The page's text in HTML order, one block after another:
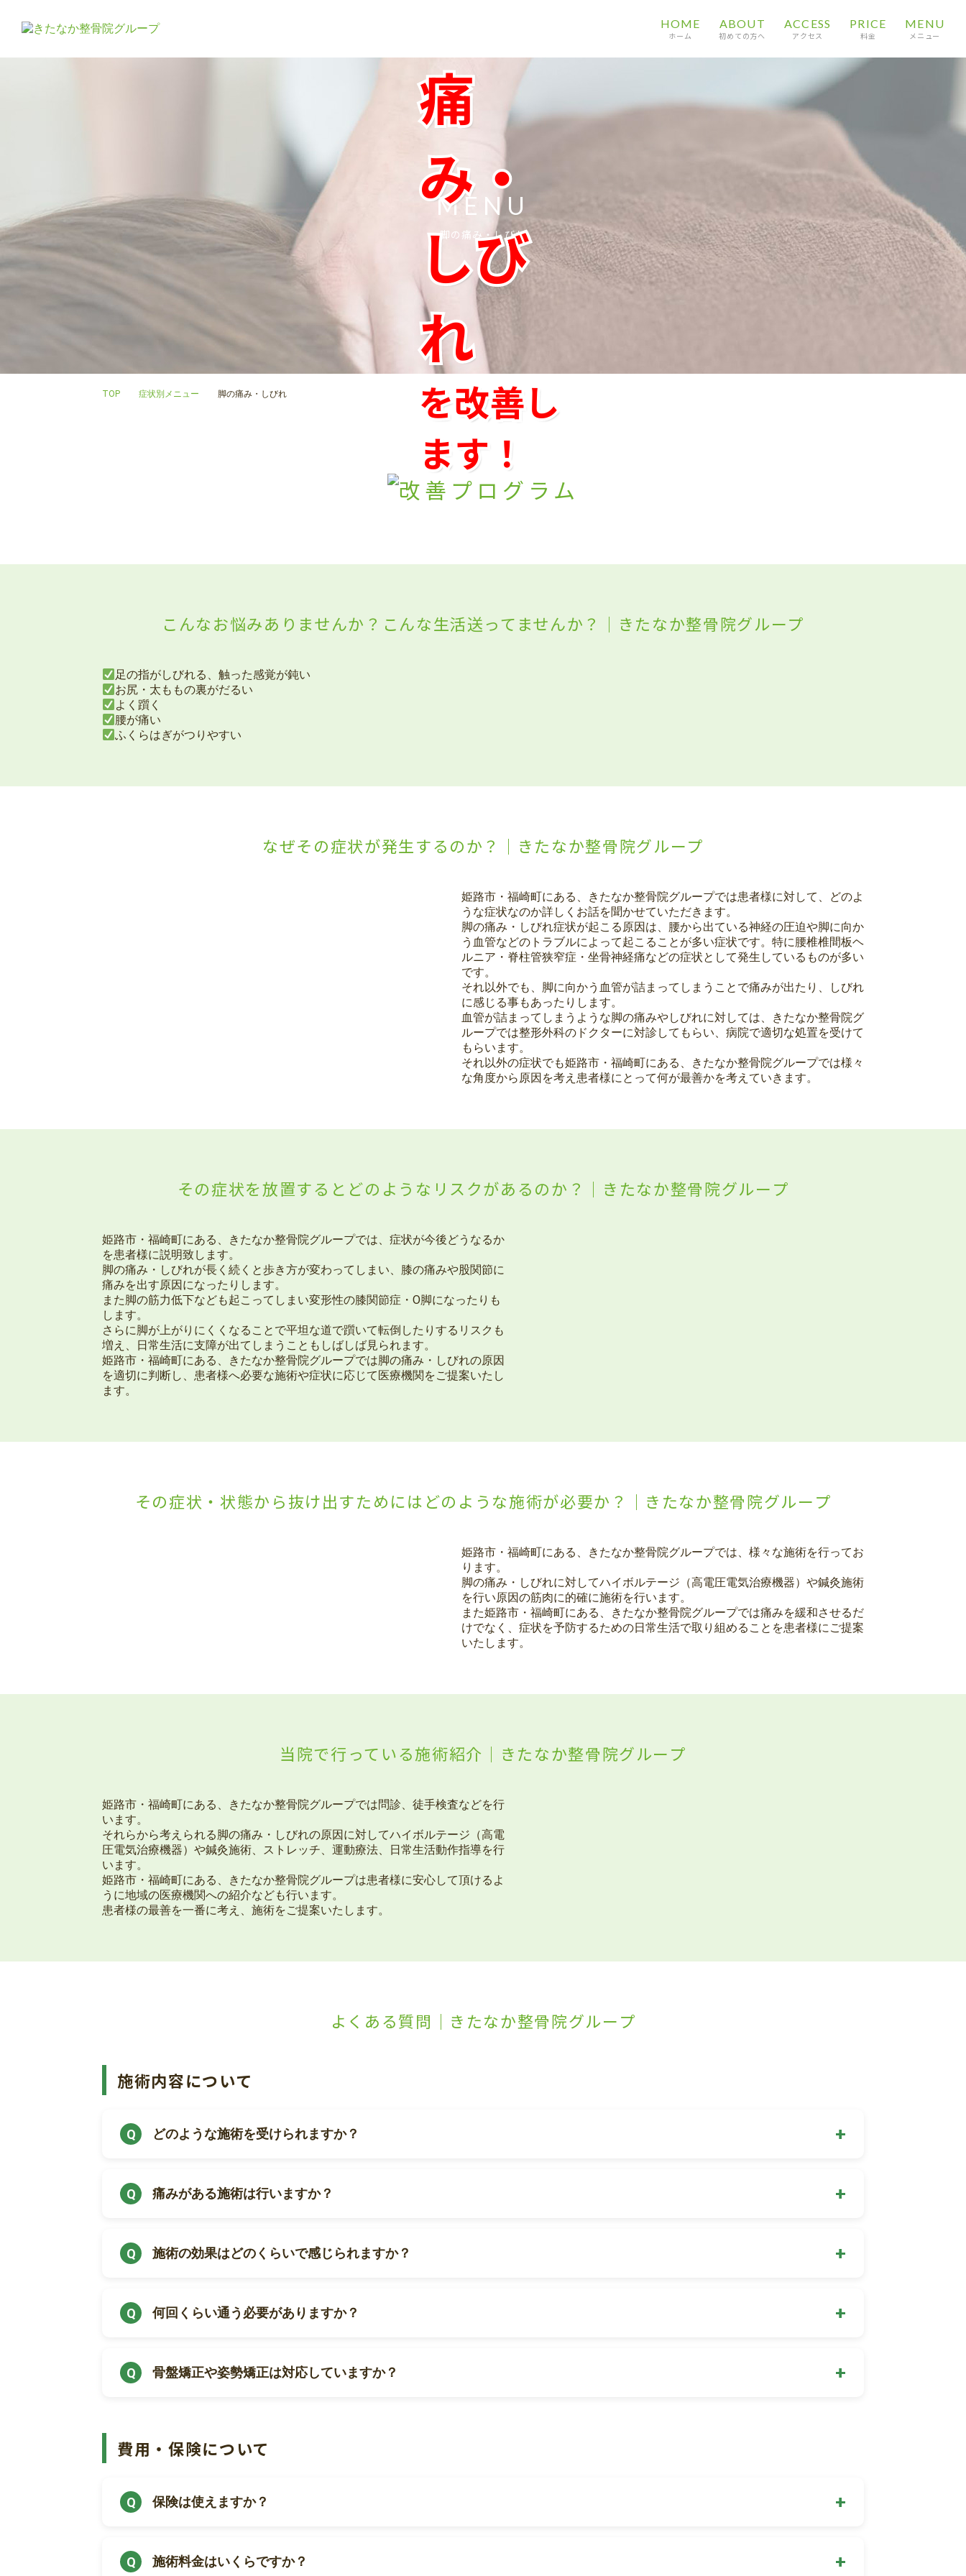
HOME
ホーム
ABOUT
初めての方へ
ACCESS
アクセス
PRICE
料金
MENU
メニュー
MENU
脚の痛み・しびれ
TOP 症状別メニュー 脚の痛み・しびれ
痛
み・
しび
れ
を改善し
ます！
こんなお悩みありませんか？こんな生活送ってませんか？｜きたなか整骨院グループ
足の指がしびれる、触った感覚が鈍い
お尻・太ももの裏がだるい
よく躓く
腰が痛い
ふくらはぎがつりやすい
なぜその症状が発生するのか？｜きたなか整骨院グループ
姫路市・福崎町にある、きたなか整骨院グループでは患者様に対して、どのよ
うな症状なのか詳しくお話を聞かせていただきます。
脚の痛み・しびれ症状が起こる原因は、腰から出ている神経の圧迫や脚に向か
う血管などのトラブルによって起こることが多い症状です。特に腰椎椎間板ヘ
ルニア・脊柱管狭窄症・坐骨神経痛などの症状として発生しているものが多い
です。
それ以外でも、脚に向かう血管が詰まってしまうことで痛みが出たり、しびれ
に感じる事もあったりします。
血管が詰まってしまうような脚の痛みやしびれに対しては、きたなか整骨院グ
ループでは整形外科のドクターに対診してもらい、病院で適切な処置を受けて
もらいます。
それ以外の症状でも姫路市・福崎町にある、きたなか整骨院グループでは様々
な角度から原因を考え患者様にとって何が最善かを考えていきます。
その症状を放置するとどのようなリスクがあるのか？｜きたなか整骨院グループ
姫路市・福崎町にある、きたなか整骨院グループでは、症状が今後どうなるか
を患者様に説明致します。
脚の痛み・しびれが長く続くと歩き方が変わってしまい、膝の痛みや股関節に
痛みを出す原因になったりします。
また脚の筋力低下なども起こってしまい変形性の膝関節症・O脚になったりも
します。
さらに脚が上がりにくくなることで平坦な道で躓いて転倒したりするリスクも
増え、日常生活に支障が出てしまうこともしばしば見られます。
姫路市・福崎町にある、きたなか整骨院グループでは脚の痛み・しびれの原因
を適切に判断し、患者様へ必要な施術や症状に応じて医療機関をご提案いたし
ます。
その症状・状態から抜け出すためにはどのような施術が必要か？｜きたなか整骨院グループ
姫路市・福崎町にある、きたなか整骨院グループでは、様々な施術を行ってお
ります。
脚の痛み・しびれに対してハイボルテージ（高電圧電気治療機器）や鍼灸施術
を行い原因の筋肉に的確に施術を行います。
また姫路市・福崎町にある、きたなか整骨院グループでは痛みを緩和させるだ
けでなく、症状を予防するための日常生活で取り組めることを患者様にご提案
いたします。
当院で行っている施術紹介｜きたなか整骨院グループ
姫路市・福崎町にある、きたなか整骨院グループでは問診、徒手検査などを行
います。
それらから考えられる脚の痛み・しびれの原因に対してハイボルテージ（高電
圧電気治療機器）や鍼灸施術、ストレッチ、運動療法、日常生活動作指導を行
います。
姫路市・福崎町にある、きたなか整骨院グループは患者様に安心して頂けるよ
うに地域の医療機関への紹介なども行います。
患者様の最善を一番に考え、施術をご提案いたします。
よくある質問｜きたなか整骨院グループ
施術内容について
どのような施術を受けられますか？
痛みがある施術は行いますか？
施術の効果はどのくらいで感じられますか？
何回くらい通う必要がありますか？
骨盤矯正や姿勢矯正は対応していますか？
費用・保険について
保険は使えますか？
施術料金はいくらですか？